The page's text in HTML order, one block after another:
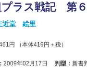
プラス戦記 第
近堂 絵里
円 （本体419 円＋税）
2009年02月17日 判型： 新書